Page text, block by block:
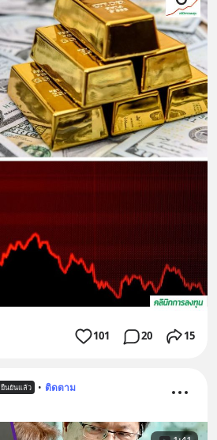
101 20 15
ยืนยันแล้ว • ติดตาม